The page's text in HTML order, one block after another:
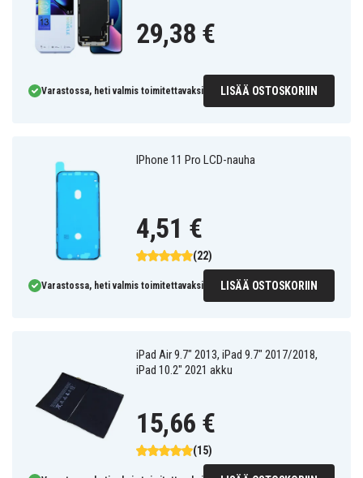
29,38 €
Varastossa, heti valmis toimitettavaksi LISÄÄ OSTOSKORIIN
IPhone 11 Pro LCD-nauha
(22)
4,51 €
Varastossa, heti valmis toimitettavaksi LISÄÄ OSTOSKORIIN
iPad Air 9.7" 2013, iPad 9.7" 2017/2018,
iPad 10.2" 2021 akku
(15)
15,66 €